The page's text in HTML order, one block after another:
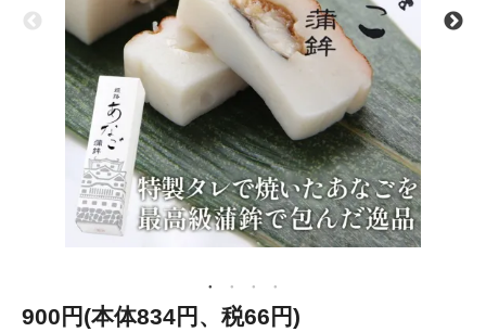
900円(本体834円、税66円)